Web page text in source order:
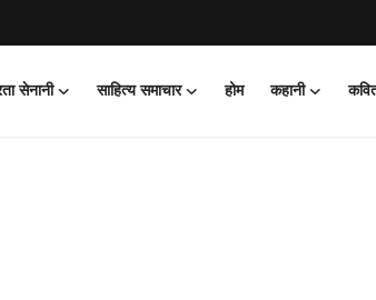
सेनानी साहित्य समाचार होम कहानी